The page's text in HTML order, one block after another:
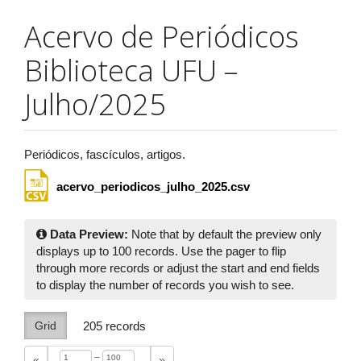
Acervo de Periódicos
Biblioteca UFU –
Julho/2025
Periódicos, fascículos, artigos.
acervo_periodicos_julho_2025.csv
Data Preview: Note that by default the preview only
displays up to 100 records. Use the pager to flip
through more records or adjust the start and end fields
to display the number of records you wish to see.
Grid 205 records
–